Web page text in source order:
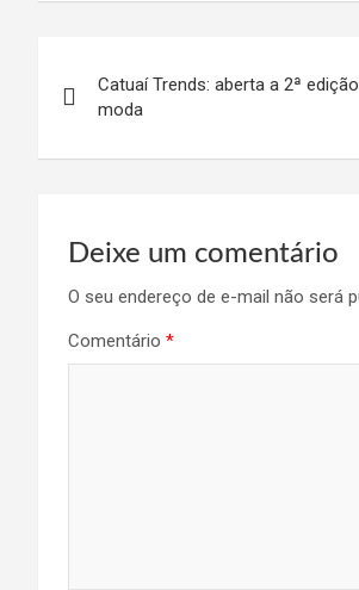
de
Post
Catuaí Trends: aberta a 2ª
moda
Deixe um comentário
O seu endereço de e-mail não será
Comentário *